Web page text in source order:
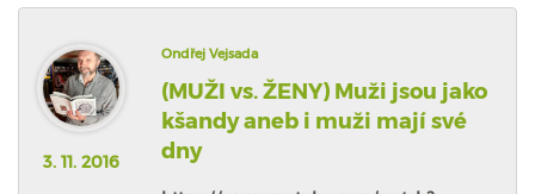
3. 11. 2016
Ondřej Vejsada
(MUŽI vs. ŽENY) Muži jsou jako
kšandy aneb i muži mají své
dny